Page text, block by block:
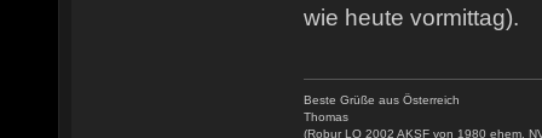
wie heute vormittag).
Beste Grüße aus Österreich
Thomas
(Robur LO 2002 AKSF von 1980 ehem.